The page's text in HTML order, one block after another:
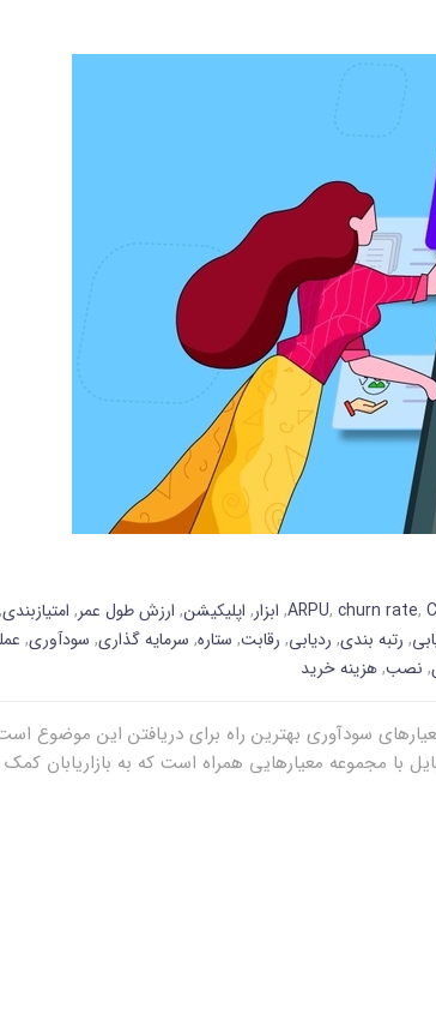
ARPU, churn rate,
, ابزار, اپلیکیشن, ارزش طول عمر, امتیازبندی,
, رتبه بندی, ردیابی, رقابت, ستاره, سرمایه گذاری, سودآوری,
, نصب,هزینه خرید
سودآوری بهترین راه برای دریافتن این موضوع
با مجموعه معیارهایی همراه است که به بازاریابان